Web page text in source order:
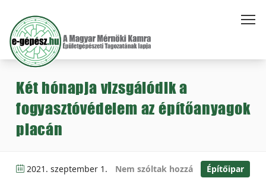
Két hónapja vizsgálódik a
fogyasztóvédelem az építőanyagok
piacán
2021. szeptember 1. Nem szóltak hozzá Építőipar